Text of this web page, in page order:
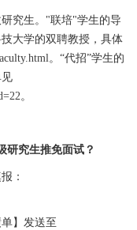
究生。"联培"学生的导
大学的双聘教授，具体
。“代招”学生的
。
研究生推免面试？
：
】发送至